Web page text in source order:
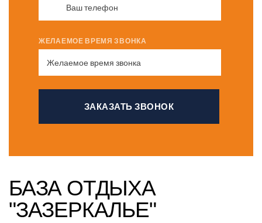
ЖЕЛАЕМОЕ ВРЕМЯ ЗВОНКА
БАЗА ОТДЫХА
"ЗАЗЕРКАЛЬЕ"